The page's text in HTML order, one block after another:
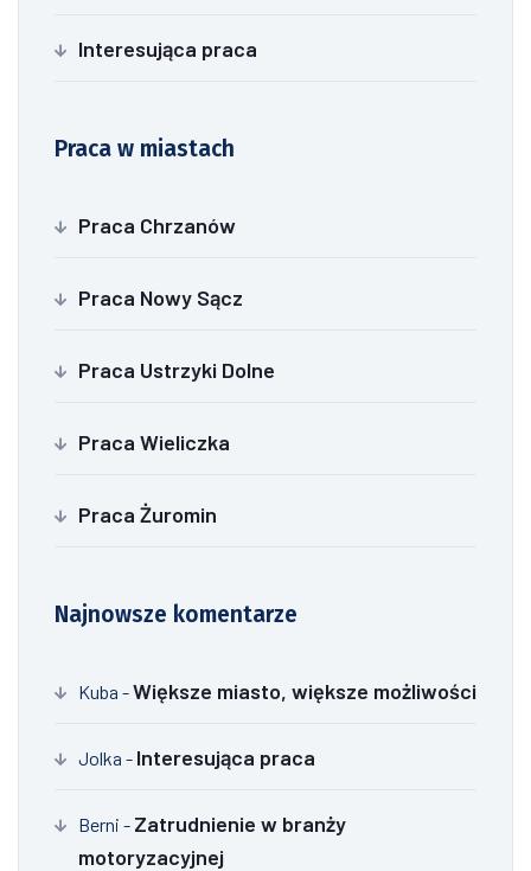
Interesująca praca
Praca w miastach
Praca Chrzanów
Praca Nowy Sącz
Praca Ustrzyki Dolne
Praca Wieliczka
Praca Żuromin
Najnowsze komentarze
Kuba -Większe miasto, większe możliwości
Jolka - Interesująca praca
Berni - Zatrudnienie w branży
motoryzacyjnej